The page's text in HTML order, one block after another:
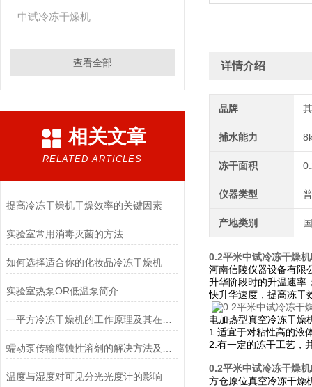
中试冷冻干燥机
查看全部
相关文章
RELATED ARTICLES
提高冷冻干燥机干燥效率的关键因素
实验室常用消毒灭菌的方法
如何选择适合你的化妆品冷冻干燥机
实验室热泵OR低温泵简介
一平方冷冻干燥机的工作原理及其在材料科学中的重要性
温度与湿度对可见分光光度计的影响
详情介绍
品牌
捕水能力
冻干面积
仪器类型
产地类别
0.2平米中试冷冻干燥
河南信陵仪器设备有限
升华阶段时的升温速率
快升华速度，提高冻干
电加热型真空冷冻干燥
1.适宜于对粘性高的液
2.有一定的冻干工艺，
0.2平米中试冷冻干燥
方仓原位真空冷冻干燥